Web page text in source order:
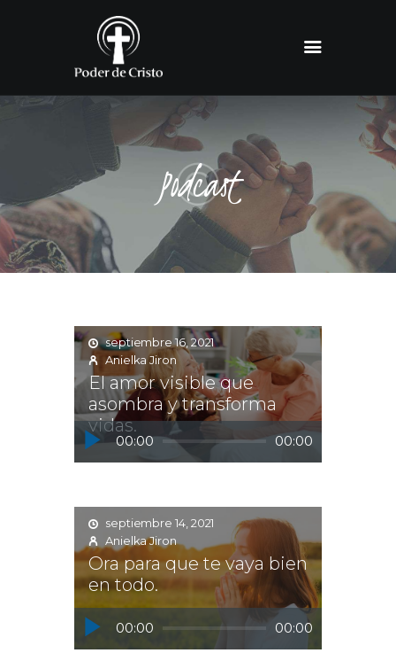
Podcast
INICIO
SOBRE NOSOTROS
PODCAST
RECURSOS
CONTACTO
Reproductor
de
00:00 00:00
septiembre 16, 2021
Anielka Jiron
El amor visible que
asombra y transforma
vidas.
Reproductor
de
00:00 00:00
septiembre 14, 2021
Anielka Jiron
Ora para que te vaya bien
en todo.